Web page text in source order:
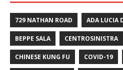
729 NATHAN ROAD ADA LUCIA
BEPPE SALA CENTROSINISTRA
CHINESE KUNG FU COVID-19